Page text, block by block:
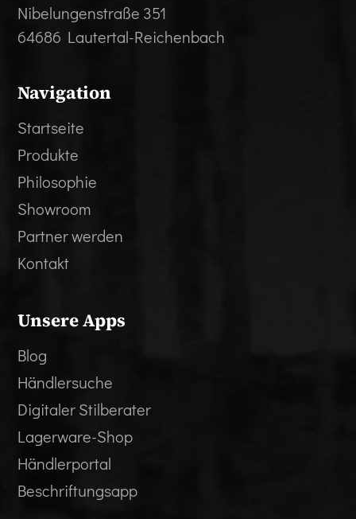
Nibelungenstraße 351
64686 Lautertal-Reichenbach
Navigation
Startseite
Produkte
Philosophie
Showroom
Partner werden
Kontakt
Unsere Apps
Blog
Händlersuche
Digitaler Stilberater
Lagerware-Shop
Händlerportal
Beschriftungsapp